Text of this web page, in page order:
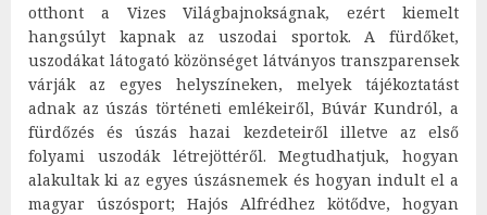
otthont a Vizes Világbajnokságnak, ezért kiemelt
hangsúlyt kapnak az uszodai sportok. A fürdőket,
uszodákat látogató közönséget látványos transzparensek
várják az egyes helyszíneken, melyek tájékoztatást
adnak az úszás történeti emlékeiről, Búvár Kundról, a
fürdőzés és úszás hazai kezdeteiről illetve az első
folyami uszodák létrejöttéről. Megtudhatjuk, hogyan
alakultak ki az egyes úszásnemek és hogyan indult el a
magyar úszósport; Hajós Alfrédhez kötődve, hogyan